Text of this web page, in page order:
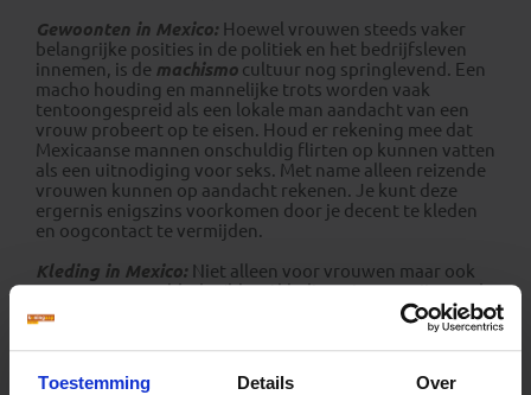
Toestemming Details Over
Gewoonten in Mexico: Hoewel vrouwen steeds vaker
belangrijke posities in de politiek en het bedrijfsleven
innemen, is de machismo cultuur nog springlevend. Een
macho houding en mannelijke trots worden vaak
tentoongespreid als een lokale man aandacht van een
vrouw probeert op te eisen. Houd er rekening mee dat
Mexicaanse mannen onschuldig flirten op kunnen vatten
als een uitnodiging voor seks. Met name alleen reizende
vrouwen kunnen op aandacht rekenen. Je kunt deze
ergernis enigszins voorkomen door je decent te kleden
en oogcontact te vermijden.
Kleding in Mexico: Niet alleen voor vrouwen maar ook
voor mannen geldt dat ‘blote’ kleding niet op prijs wordt
gesteld, zeker in kerken en indiaanse dorpen. Je doet er
goed aan je schouders en knieën te bedekken. In
vakantieresorts aan zee kun je uiteraard wel zomers
gekleed gaan.